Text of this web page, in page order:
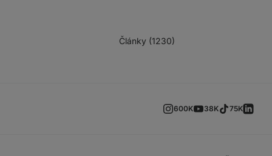
Články (1230)
600K 38K 75K